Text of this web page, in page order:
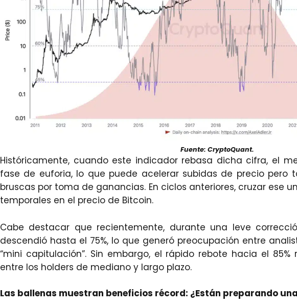
Fuente: CryptoQuant.
Históricamente, cuando este indicador rebasa dicha cifra, el
fase de euforia, lo que puede acelerar subidas de precio pero
bruscas por toma de ganancias. En ciclos anteriores, cruzar ese
temporales en el precio de Bitcoin.
Cabe destacar que recientemente, durante una leve
descendió hasta el 75%, lo que generó preocupación entre
“mini capitulación”. Sin embargo, el rápido rebote hacia el
entre los holders de mediano y largo plazo.
Las ballenas muestran beneficios récord: ¿Están preparando